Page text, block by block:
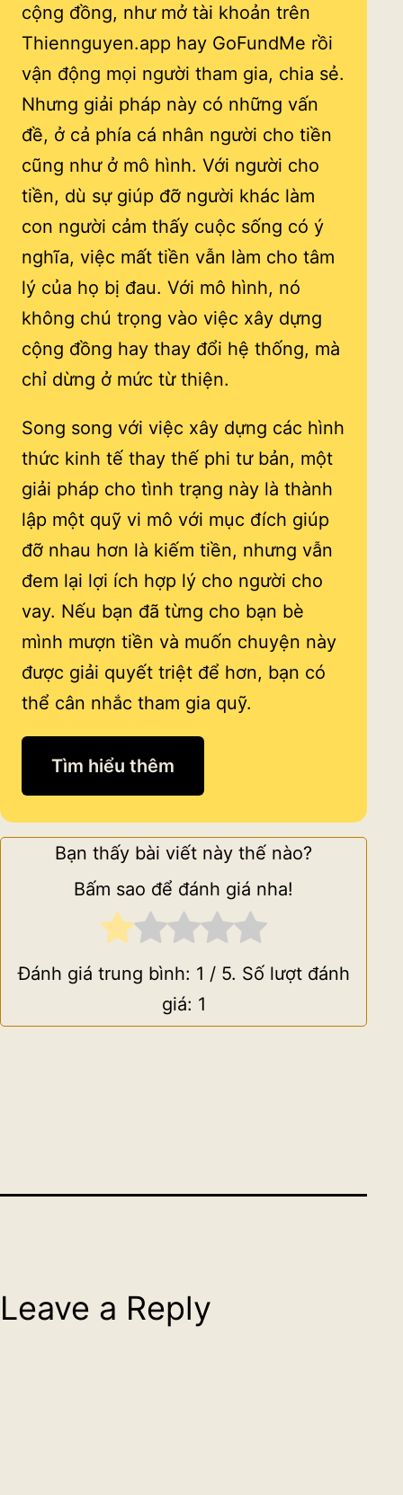
cộng đồng, như mở tài khoản trên
Thiennguyen.app hay GoFundMe rồi
vận động mọi người tham gia, chia sẻ.
Nhưng giải pháp này có những vấn
đề, ở cả phía cá nhân người cho tiền
cũng như ở mô hình. Với người cho
tiền, dù sự giúp đỡ người khác làm
con người cảm thấy cuộc sống có ý
nghĩa, việc mất tiền vẫn làm cho tâm
lý của họ bị đau. Với mô hình, nó
không chú trọng vào việc xây dựng
cộng đồng hay thay đổi hệ thống, mà
chỉ dừng ở mức từ thiện.
Song song với việc xây dựng các hình
thức kinh tế thay thế phi tư bản, một
giải pháp cho tình trạng này là thành
lập một quỹ vi mô với mục đích giúp
đỡ nhau hơn là kiếm tiền, nhưng vẫn
đem lại lợi ích hợp lý cho người cho
vay. Nếu bạn đã từng cho bạn bè
mình mượn tiền và muốn chuyện này
được giải quyết triệt để hơn, bạn có
thể cân nhắc tham gia quỹ.
Tìm hiểu thêm
Bạn thấy bài viết này thế nào?
Bấm sao để đánh giá nha!
Đánh giá trung bình: 1 / 5. Số lượt đánh
giá: 1
Leave a Reply